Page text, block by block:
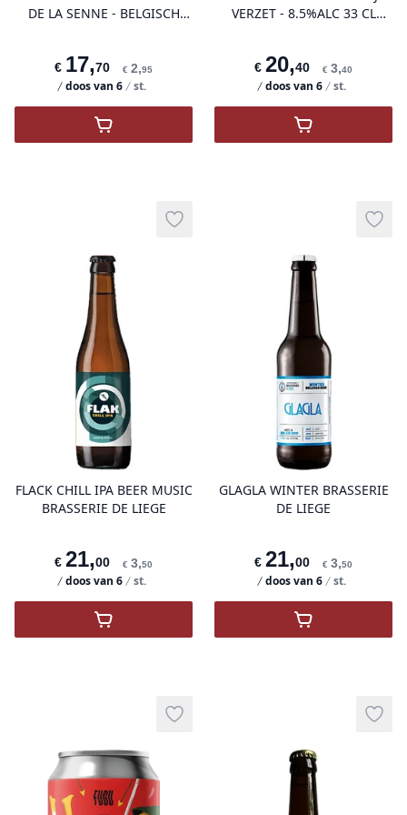
DE LA SENNE - BELGISCH
€ 17,70
doos van 6
€ 2,95
st.
,Taras Boulba Brasserie de la Senne -
VERZET - 8.5%ALC 33 CL
€ 20,40
doos van 6
€ 3,40
st.
,REBEL
FLACK CHILL IPA BEER MUSIC
BRASSERIE DE LIEGE
€ 21,00
doos van 6
€ 3,50
st.
Add to wishlist
product variant items in cart, view
,FLACK CHILL IPA BEER MUSIC
GLAGLA WINTER BRASSERIE
DE LIEGE
€ 21,00
doos van 6
€ 3,50
st.
Add
,GLAGLA
Add to wishlist Add